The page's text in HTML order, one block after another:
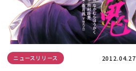
ニュースリリース 2012.04.27